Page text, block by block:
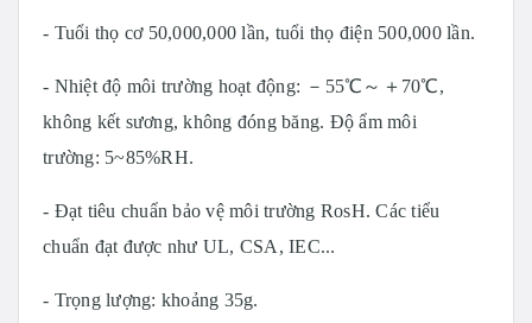
- Tuổi thọ cơ 50,000,000 lần, tuổi thọ điện 500,000 lần.
- Nhiệt độ môi trường hoạt động: －55℃～＋70℃,
không kết sương, không đóng băng. Độ ẩm môi
trường: 5~85%RH.
- Đạt tiêu chuẩn bảo vệ môi trường RosH.Các tiểu
chuẩn đạt được như UL, CSA, IEC...
- Trọng lượng: khoảng 35g.